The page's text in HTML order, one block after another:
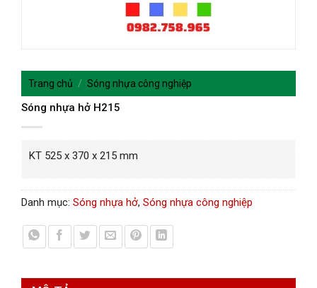
Trang chủ / Sóng nhựa công nghiệp
Sóng nhựa hở H215
KT 525 x 370 x 215 mm
Danh mục: Sóng nhựa hở, Sóng nhựa công nghiệp